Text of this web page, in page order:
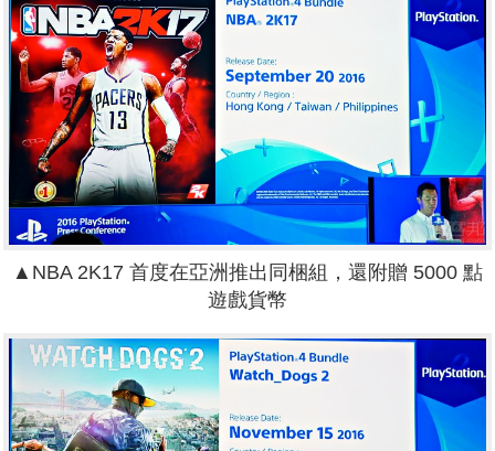
▲ NBA 2K17 首度在亞洲推出同梱組，還附贈 5000 點
遊戲貨幣